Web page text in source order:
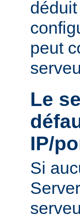
peut
Le
IP/
Si